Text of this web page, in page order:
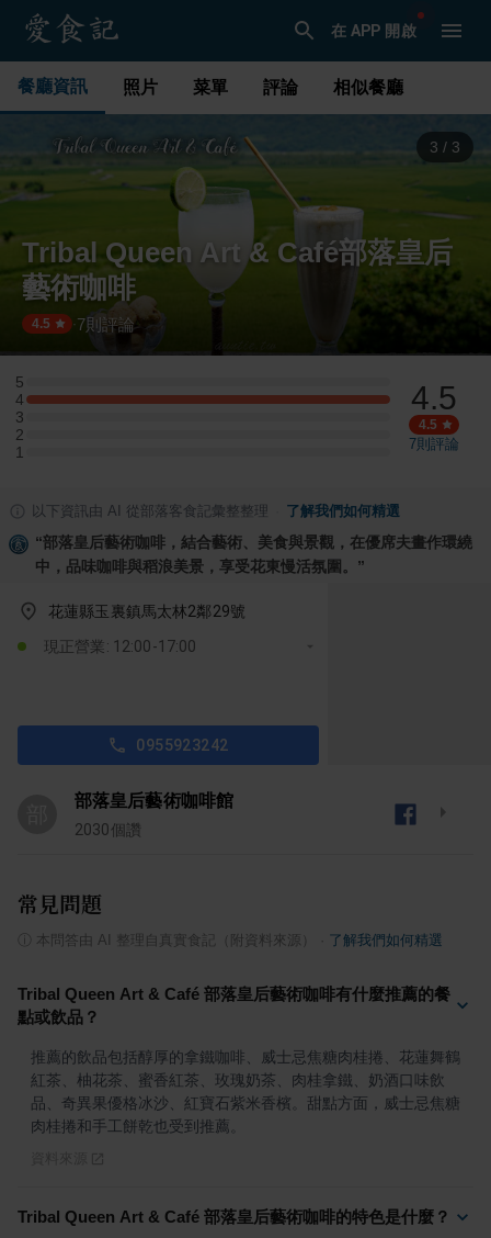
在 APP 開啟
餐廳資訊 照片 菜單 評論 相似餐廳
1 / 3
Tribal Queen Art & Café部落皇后
藝術咖啡
4.5 ·7則評論
5
5 星：0 則評論
4
4 星：1 則評論
3
3 星：0 則評論
2
2 星：0 則評論
1
1 星：0 則評論
4.5
4.5
7則評論
以下資訊由 AI 從部落客食記彙整整理 了解我們如何精選
“部落皇后藝術咖啡，結合藝術、美食與景觀，在優席夫畫作環繞
中，品味咖啡與稻浪美景，享受花東慢活氛圍。 ”
花蓮縣玉裏鎮馬太林2鄰29號
現正營業: 12:00-17:00
0955923242
部落皇后藝術咖啡館
2030個讚
常見問題
本問答由 AI 整理自真實食記（附資料來源） 了解我們如何精選
Tribal Queen Art & Café 部落皇后藝術咖啡有什麼推薦的餐
點或飲品？
推薦的飲品包括醇厚的拿鐵咖啡、威士忌焦糖肉桂捲、花蓮舞鶴
紅茶、柚花茶、蜜香紅茶、玫瑰奶茶、肉桂拿鐵、奶酒口味飲
品、奇異果優格冰沙、紅寶石紫米香檳。甜點方面，威士忌焦糖
肉桂捲和手工餅乾也受到推薦。
Tribal Queen Art & Café 部落皇后藝術咖啡的特色是什麼？